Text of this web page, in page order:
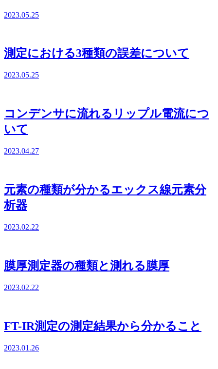
2023.05.25
測定における3種類の誤差について
2023.05.25
コンデンサに流れるリップル電流につ
いて
2023.04.27
元素の種類が分かるエックス線元素分
析器
2023.02.22
膜厚測定器の種類と測れる膜厚
2023.02.22
FT-IR測定の測定結果から分かること
2023.01.26